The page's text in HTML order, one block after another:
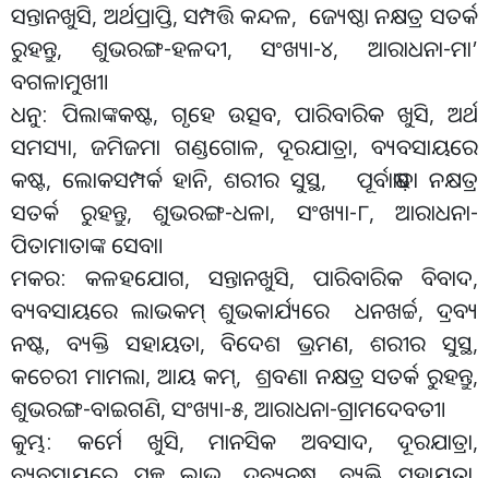
ସନ୍ତାନଖୁସି, ଅର୍ଥପ୍ରାପ୍ତି, ସମ୍ପତ୍ତି କନ୍ଦଳ, ଜ୍ୟେଷ୍ଠା ନକ୍ଷତ୍ର ସତର୍କ
ରୁହନ୍ତୁ, ଶୁଭରଙ୍ଗ-ହଳଦୀ, ସଂଖ୍ୟା-୪, ଆରାଧନା-ମା’
ବଗଳାମୁଖୀ।
ଧନୁ: ପିଲାଙ୍କକଷ୍ଟ, ଗୃହେ ଉତ୍ସବ, ପାରିବାରିକ ଖୁସି, ଅର୍ଥ
ସମସ୍ୟା, ଜମିଜମା ଗଣ୍ଡଗୋଳ, ଦୂରଯାତ୍ରା, ବ୍ୟବସାୟରେ
କଷ୍ଟ, ଲୋକସମ୍ପର୍କ ହାନି, ଶରୀର ସୁସ୍ଥ, ପୂର୍ବାଷାଢ଼ା ନକ୍ଷତ୍ର
ସତର୍କ ରୁହନ୍ତୁ, ଶୁଭରଙ୍ଗ-ଧଳା, ସଂଖ୍ୟା-୮, ଆରାଧନା-
ପିତାମାତାଙ୍କ ସେବା।
ମକର: କଳହଯୋଗ, ସନ୍ତାନଖୁସି, ପାରିବାରିକ ବିବାଦ,
ବ୍ୟବସାୟରେ ଲାଭକମ୍‌ ଶୁଭକାର୍ଯ୍ୟରେ ଧନଖର୍ଚ୍ଚ, ଦ୍ରବ୍ୟ
ନଷ୍ଟ, ବ୍ୟକ୍ତି ସହାୟତା, ବିଦେଶ ଭ୍ରମଣ, ଶରୀର ସୁସ୍ଥ,
କଚେରୀ ମାମଲା, ଆୟ କମ୍‌, ଶ୍ରବଣା ନକ୍ଷତ୍ର ସତର୍କ ରୁହନ୍ତୁ,
ଶୁଭରଙ୍ଗ-ବାଇଗଣି, ସଂଖ୍ୟା-୫, ଆରାଧନା-ଗ୍ରାମଦେବତୀ।
କୁମ୍ଭ: ‌ କର୍ମେ ଖୁସି, ମାନସିକ ଅବସାଦ, ଦୂରଯାତ୍ରା,